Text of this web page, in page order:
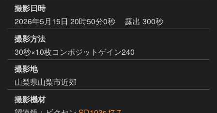
撮影日時
2026年5月15日 20時50分0秒
露出 300秒
撮影方法
30秒×10枚コンポジットゲイン240
撮影地
山梨県山梨市近郊
撮影機材